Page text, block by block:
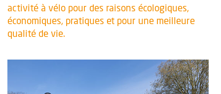
activité à vélo pour des raisons écologiques,
économiques, pratiques et pour une meilleure
qualité de vie.